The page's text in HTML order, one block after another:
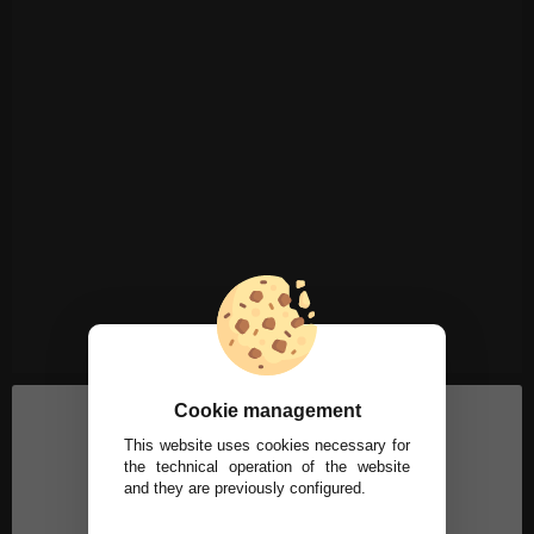
Cookie management
This website uses cookies necessary for
the technical operation of the website
and they are previously configured.